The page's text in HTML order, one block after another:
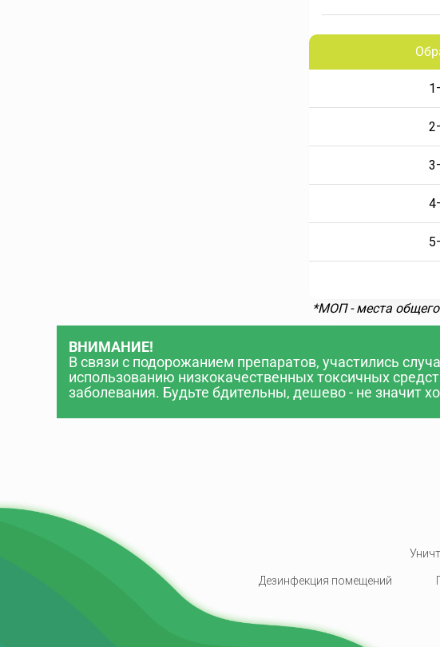
*МОП - места
ВНИМАНИЕ!
В связи с подорожанием препаратов, участились
использованию низкокачественных токсичных
заболевания. Будьте бдительны, дешево - не значит
Дезинфекция помещений